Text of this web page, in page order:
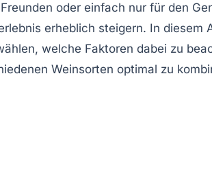
oder einfach nur für den
erheblich steigern. In diesem
welche Faktoren dabei zu
Weinsorten optimal zu